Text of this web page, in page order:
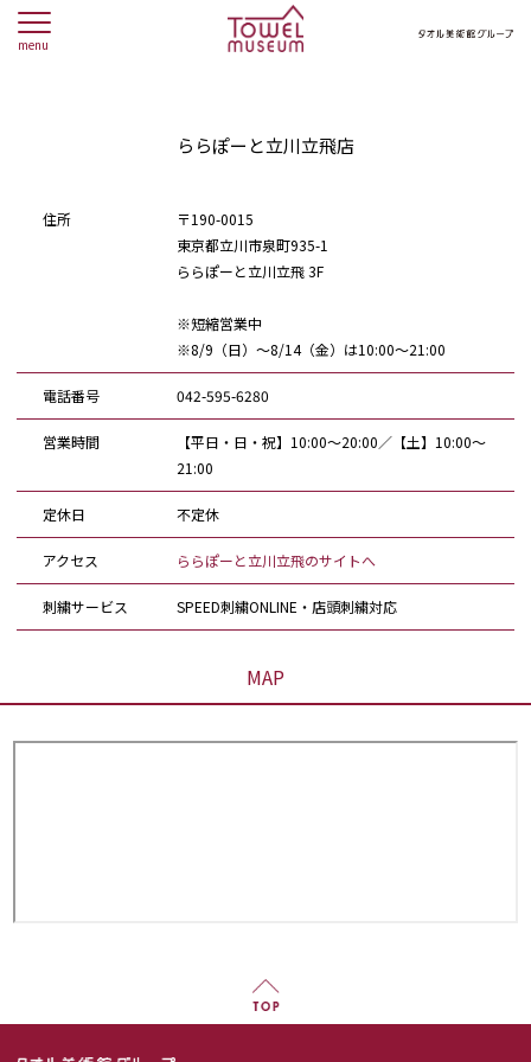
menu
ららぽーと立川立飛店
住所
〒190-0015
東京都立川市泉町935-1
ららぽーと立川立飛 3F
※短縮営業中
※8/9（日）～8/14（金）は10:00〜21:00
電話番号 042-595-6280
営業時間
【平日・日・祝】10:00～20:00／【土】10:00～
21:00
定休日 不定休
アクセス ららぽーと立川立飛のサイトへ
刺繍サービス SPEED刺繍ONLINE・店頭刺繍対応
MAP